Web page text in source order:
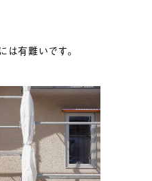
有難いです。